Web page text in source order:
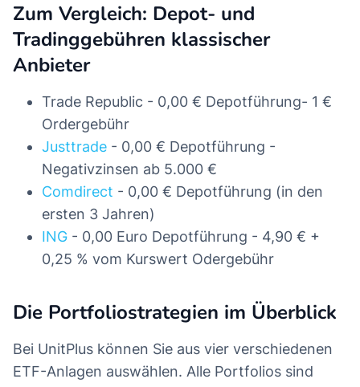
Zum Vergleich: Depot- und
Tradinggebühren klassischer
Anbieter
Trade Republic - 0,00 € Depotführung- 1 €
Ordergebühr
Justtrade - 0,00 € Depotführung -
Negativzinsen ab 5.000 €
Comdirect - 0,00 € Depotführung (in den
ersten 3 Jahren)
ING - 0,00 Euro Depotführung - 4,90 € +
0,25 % vom Kurswert Odergebühr
Die Portfoliostrategien im Überblick
Bei UnitPlus können Sie aus vier verschiedenen
ETF-Anlagen auswählen. Alle Portfolios sind